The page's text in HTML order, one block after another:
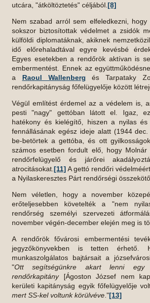
utcára, "átköltöztetés" céljából. [8]
Nem szabad arról sem elfeledkezni,
sokszor biztosítottak védelmet a zsidók
külföldi diplomatáknak, akiknek
idő előrehaladtával egyre kevésbé
Egyes esetekben a rendőrök aktívan is
embermentést. Ennek az
a Raoul Wallenberg és Tarpataky
rendőrkapitányság főfelügyelője között
Végül említést érdemel az a védelem is,
pesti "nagy" gettóban látott el. Igaz,
hatékony és kielégítő, hiszen a nyilas
fennállásának egész ideje alatt (1944
be-betörtek a gettóba, és ott
számos esetben fordult elő, hogy
rendőrfelügyelő és járőrei
atrocitásokat. [11] A gettó rendőri
a Nyilaskeresztes Párt rendőrségi
Nem véletlen, hogy a november
erőteljesebben követelték a "nem
rendőrség személyi szervezeti
november végén-december elején meg is
A rendőrök fővárosi embermentési
jegyzőkönyvekben is tetten érhető.
munkaszolgálatos bajtársait a
"Ott segítségünkre akart lenni
rendőrkapitány [Ágoston József nem
kerületi kapitányság egyik főfelügyelője
mert SS-kel voltunk körülvéve ."[13]